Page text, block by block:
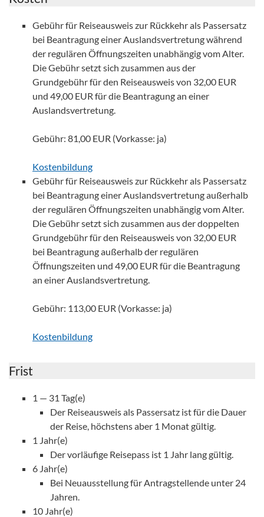
Gebühr für Reiseausweis zur Rückkehr als Passersatz
bei Beantragung einer Auslandsvertretung während
der regulären Öffnungszeiten unabhängig vom Alter.
Die Gebühr setzt sich zusammen aus der
Grundgebühr für den Reiseausweis von 32,00 EUR
und 49,00 EUR für die Beantragung an einer
Auslandsvertretung.
Gebühr: 81,00 EUR (Vorkasse: ja)
Kostenbildung
Gebühr für Reiseausweis zur Rückkehr als Passersatz
bei Beantragung einer Auslandsvertretung außerhalb
der regulären Öffnungszeiten unabhängig vom Alter.
Die Gebühr setzt sich zusammen aus der doppelten
Grundgebühr für den Reiseausweis von 32,00 EUR
bei Beantragung außerhalb der regulären
Öffnungszeiten und 49,00 EUR für die Beantragung
an einer Auslandsvertretung.
Gebühr: 113,00 EUR (Vorkasse: ja)
Kostenbildung
Frist
1 — 31 Tag(e)
Der Reiseausweis als Passersatz ist für die Dauer
der Reise, höchstens aber 1 Monat gültig.
1 Jahr(e)
Der vorläufige Reisepass ist 1 Jahr lang gültig.
6 Jahr(e)
Bei Neuausstellung für Antragstellende unter 24
Jahren.
10 Jahr(e)